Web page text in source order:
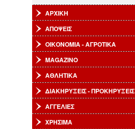
ΑΡΧΙΚΗ
ΑΠΟΨΕΙΣ
ΟΙΚΟΝΟΜΙΑ - ΑΓΡΟΤΙΚΑ
MAGAZINO
ΑΘΛΗΤΙΚΑ
ΔΙΑΚΗΡΥΞΕΙΣ - ΠΡΟΚΗΡΥΞΕΙΣ
ΑΓΓΕΛΙΕΣ
ΧΡΗΣΙΜΑ